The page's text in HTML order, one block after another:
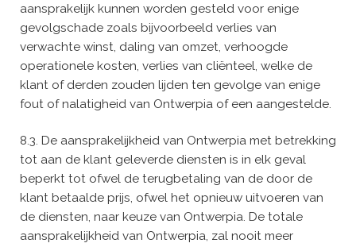
aansprakelijk kunnen worden gesteld voor enige
gevolgschade zoals bijvoorbeeld verlies van
verwachte winst, daling van omzet, verhoogde
operationele kosten, verlies van cliënteel, welke de
klant of derden zouden lijden ten gevolge van enige
fout of nalatigheid van Ontwerpia of een aangestelde.
8.3. De aansprakelijkheid van Ontwerpia met betrekking
tot aan de klant geleverde diensten is in elk geval
beperkt tot ofwel de terugbetaling van de door de
klant betaalde prijs, ofwel het opnieuw uitvoeren van
de diensten, naar keuze van Ontwerpia. De totale
aansprakelijkheid van Ontwerpia, zal nooit meer